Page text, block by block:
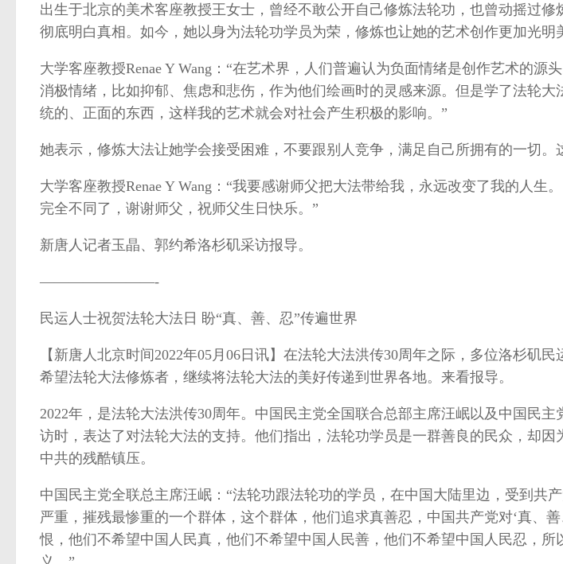
出生于北京的美术客座教授王女士，曾经不敢公开自己修炼法轮功，也曾动摇过
彻底明白真相。如今，她以身为法轮功学员为荣，修炼也让她的艺术创作更加光明
大学客座教授Renae Y Wang：“在艺术界，人们普遍认为负面情绪是创作艺术的源
消极情绪，比如抑郁、焦虑和悲伤，作为他们绘画时的灵感来源。但是学了法轮
统的、正面的东西，这样我的艺术就会对社会产生积极的影响。”
她表示，修炼大法让她学会接受困难，不要跟别人竞争，满足自己所拥有的一切。
大学客座教授Renae Y Wang：“我要感谢师父把大法带给我，永远改变了我的人生
完全不同了，谢谢师父，祝师父生日快乐。”
新唐人记者玉晶、郭约希洛杉矶采访报导。
————————-
民运人士祝贺法轮大法日 盼“真、善、忍”传遍世界
【新唐人北京时间2022年05月06日讯】在法轮大法洪传30周年之际，多位洛杉矶
希望法轮大法修炼者，继续将法轮大法的美好传递到世界各地。来看报导。
2022年，是法轮大法洪传30周年。中国民主党全国联合总部主席汪岷以及中国民
访时，表达了对法轮大法的支持。他们指出，法轮功学员是一群善良的民众，却因
中共的残酷镇压。
中国民主党全联总主席汪岷：“法轮功跟法轮功的学员，在中国大陆里边，受到共
严重，摧残最惨重的一个群体，这个群体，他们追求真善忍，中国共产党对‘真、
恨，他们不希望中国人民真，他们不希望中国人民善，他们不希望中国人民忍，所